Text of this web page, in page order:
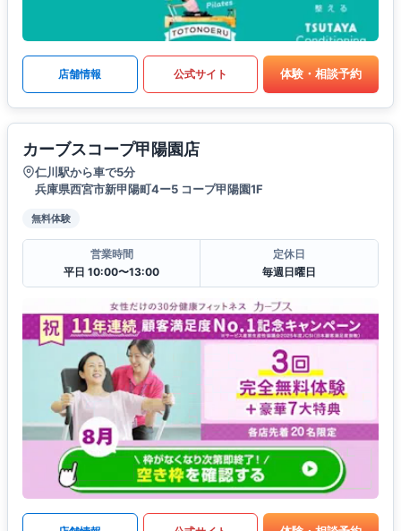
店舗情報 公式サイト 体験・相談予約
カーブスコープ甲陽園店
仁川駅から車で5分
兵庫県西宮市新甲陽町4ー5 コープ甲陽園1F
無料体験
営業時間
平日 10:00〜13:00
定休日
毎週日曜日